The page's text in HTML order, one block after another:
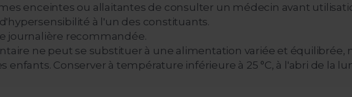
enceintes ou allaitantes de consulter un médecin avant
à l'un des constituants.
journalière recommandée.
ne peut se substituer à une alimentation variée et équilibrée,
enfants. Conserver à température inférieure à 25 °C, à l'abri de la